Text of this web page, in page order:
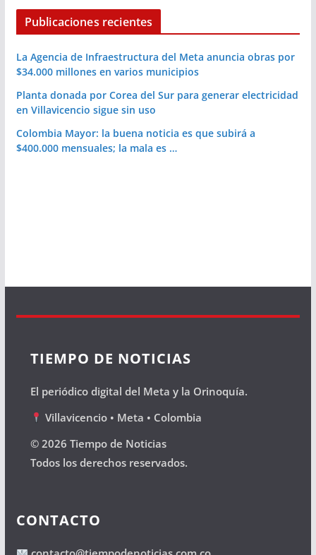
Publicaciones recientes
La Agencia de Infraestructura del Meta anuncia obras por
$34.000 millones en varios municipios
Planta donada por Corea del Sur para generar electricidad
en Villavicencio sigue sin uso
Colombia Mayor: la buena noticia es que subirá a
$400.000 mensuales; la mala es …
TIEMPO DE NOTICIAS
El periódico digital del Meta y la Orinoquía.
Villavicencio • Meta • Colombia
© 2026 Tiempo de Noticias
Todos los derechos reservados.
CONTACTO